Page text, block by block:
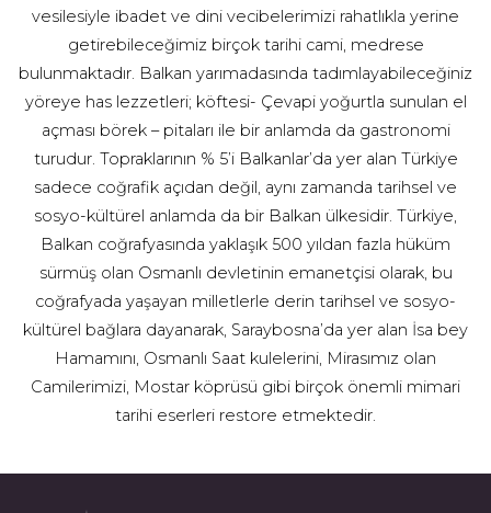
vesilesiyle ibadet ve dini vecibelerimizi rahatlıkla yerine
getirebileceğimiz birçok tarihi cami, medrese
bulunmaktadır. Balkan yarımadasında tadımlayabileceğiniz
yöreye has lezzetleri; köftesi- Çevapi yoğurtla sunulan el
açması börek – pitaları ile bir anlamda da gastronomi
turudur. Topraklarının % 5’i Balkanlar’da yer alan Türkiye
sadece coğrafik açıdan değil, aynı zamanda tarihsel ve
sosyo-kültürel anlamda da bir Balkan ülkesidir. Türkiye,
Balkan coğrafyasında yaklaşık 500 yıldan fazla hüküm
sürmüş olan Osmanlı devletinin emanetçisi olarak, bu
coğrafyada yaşayan milletlerle derin tarihsel ve sosyo-
kültürel bağlara dayanarak, Saraybosna’da yer alan İsa bey
Hamamını, Osmanlı Saat kulelerini, Mirasımız olan
Camilerimizi, Mostar köprüsü gibi birçok önemli mimari
tarihi eserleri restore etmektedir.